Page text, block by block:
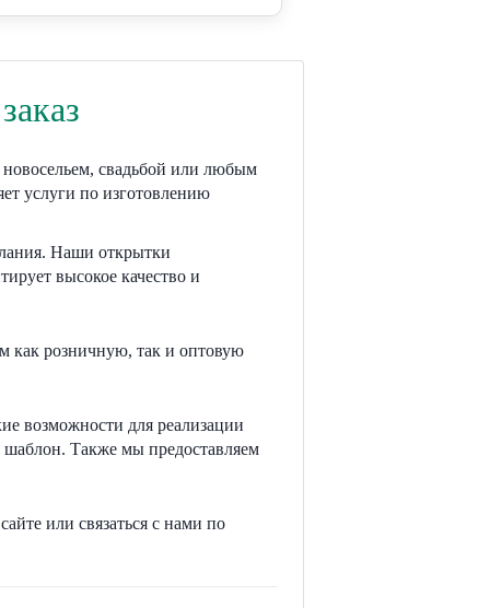
новосельем, свадьбой или любым
услуги по изготовлению
Наши открытки
высокое качество и
как розничную, так и оптовую
возможности для реализации
Также мы предоставляем
или связаться с нами по